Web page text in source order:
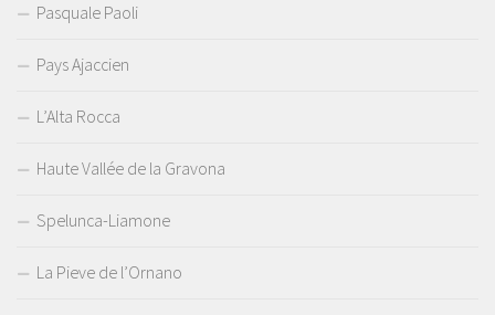
Pasquale Paoli
Pays Ajaccien
L’Alta Rocca
Haute Vallée de la Gravona
Spelunca-Liamone
La Pieve de l’Ornano